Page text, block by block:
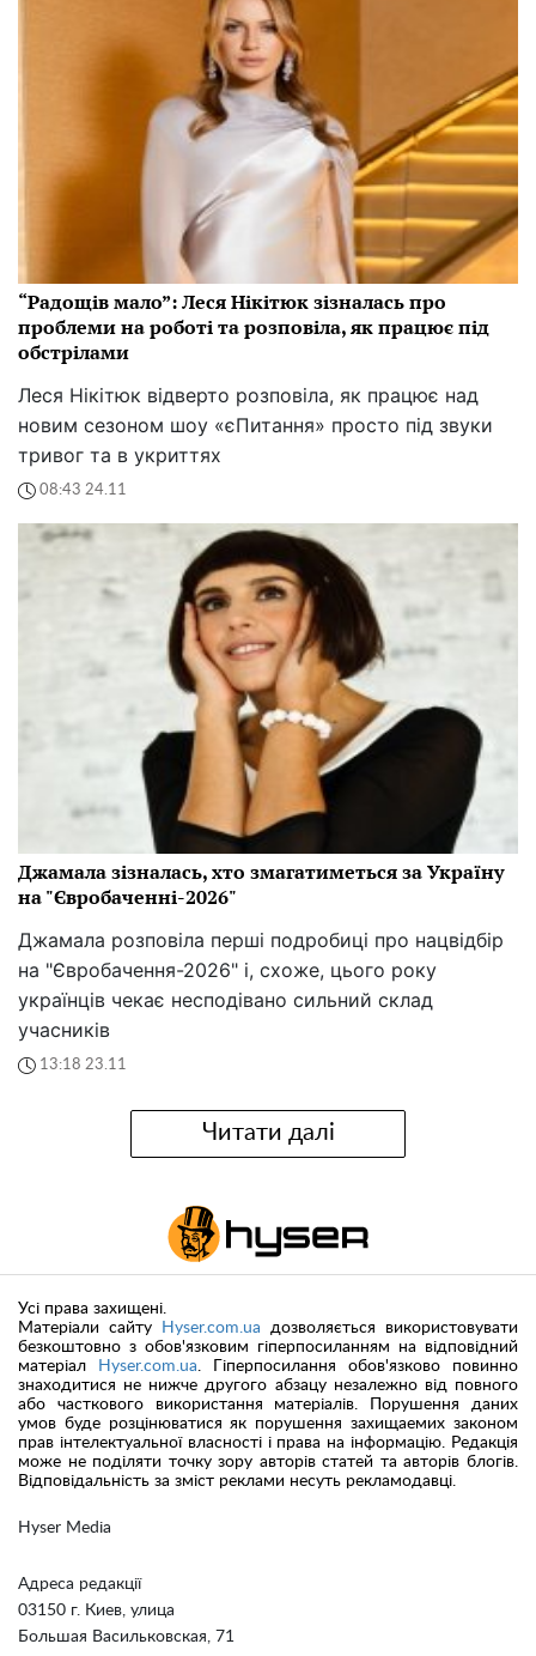
“Радощів мало”: Леся Нікітюк зізналась про
проблеми на роботі та розповіла, як працює під
обстрілами
Леся Нікітюк відверто розповіла, як працює над
новим сезоном шоу «єПитання» просто під звуки
тривог та в укриттях
08:43 24.11
Джамала зізналась, хто змагатиметься за Україну
на "Євробаченні-2026"
Джамала розповіла перші подробиці про нацвідбір
на "Євробачення-2026" і, схоже, цього року
українців чекає несподівано сильний склад
учасників
13:18 23.11
Читати далі
Hyser Media
Адреса редакції
03150 г. Киев, улица
Большая Васильковская, 71
Усі права захищені.
Матеріали сайту
Hyser.com.ua дозволяється використовувати
безкоштовно з обов'язковим гіперпосиланням на відповідний
матеріал
Hyser.com.ua . Гіперпосилання обов'язково повинно
знаходитися не нижче другого абзацу незалежно від повного
або часткового використання матеріалів. Порушення даних
умов буде розцінюватися як порушення захищаемих законом
прав інтелектуальної власності і права на інформацію. Редакція
може не поділяти точку зору авторів статей та авторів блогів.
Відповідальність за зміст реклами несуть рекламодавці.